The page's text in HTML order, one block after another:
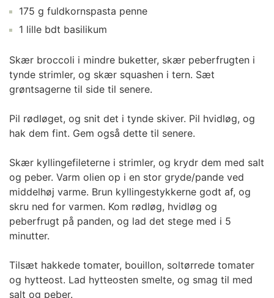
175 g fuldkornspasta penne
1 lille bdt basilikum
Skær broccoli i mindre buketter, skær peberfrugten i
tynde strimler, og skær squashen i tern. Sæt
grøntsagerne til side til senere.
Pil rødløget, og snit det i tynde skiver. Pil hvidløg, og
hak dem fint. Gem også dette til senere.
Skær kyllingefileterne i strimler, og krydr dem med salt
og peber. Varm olien op i en stor gryde/pande ved
middelhøj varme. Brun kyllingestykkerne godt af, og
skru ned for varmen. Kom rødløg, hvidløg og
peberfrugt på panden, og lad det stege med i 5
minutter.
Tilsæt hakkede tomater, bouillon, soltørrede tomater
og hytteost. Lad hytteosten smelte, og smag til med
salt og peber.